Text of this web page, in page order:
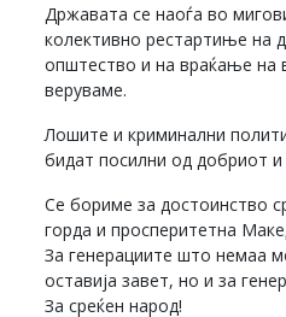
Државата се наоѓа во
колективно рестартиње на
општество и на враќање на
веруваме.
Лошите и криминални
бидат посилни од добриот
Се бориме за достоинство
горда и просперитетна
За генерациите што немаа
оставија завет, но и за
За среќен народ!